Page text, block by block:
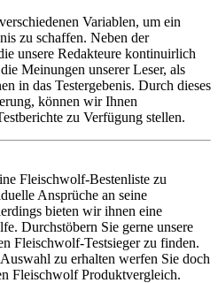
Variablen, um ein
zu schaffen. Neben der
unsere Redakteure kontinuirlich
Meinungen unserer Leser, als
in das Testergebenis. Durch dieses
können wir Ihnen
zu Verfügung stellen.
Fleischwolf-Bestenliste zu
Ansprüche an seine
bieten wir ihnen eine
Durchstöbern Sie gerne unsere
Fleischwolf-Testsieger zu finden.
zu erhalten werfen Sie doch
Fleischwolf Produktvergleich.